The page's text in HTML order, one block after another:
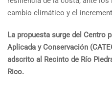
cambio climático y el
La propuesta surge del Centro
Aplicada y Conservación
adscrito al Recinto de Río
Rico.